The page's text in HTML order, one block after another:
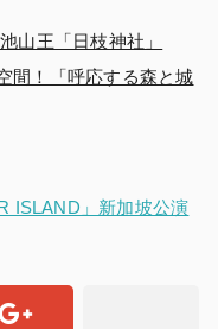
山王「日枝神社」
間！「呼応する森と城
ISLAND」新加坡公演